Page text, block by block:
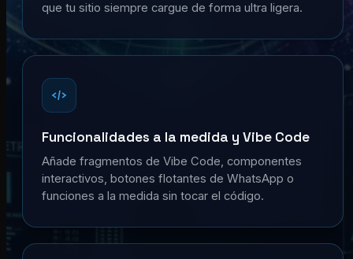
que tu sitio siempre cargue de forma ultra ligera.
Funcionalidades a la medida y Vibe Code
Añade fragmentos de Vibe Code, componentes
interactivos, botones flotantes de WhatsApp o
funciones a la medida sin tocar el código.